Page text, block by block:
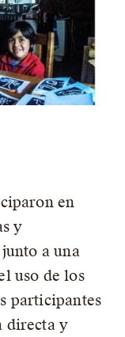
en
y
a una
uso de los
participantes
directa y